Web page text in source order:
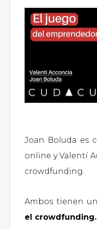
Joan Boluda es
online y Valentí
crowdfunding.
Ambos tienen
el crowdfunding.